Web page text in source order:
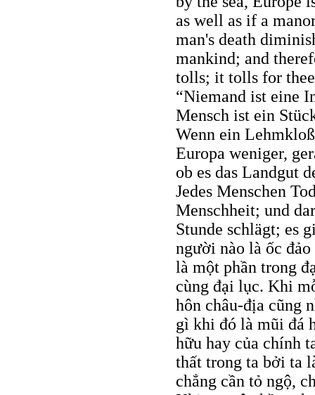
as well as if a
man's death
mankind; and
tolls; it tolls for
“Niemand ist eine
Mensch ist ein
Wenn ein
Europa weniger,
ob es das Landgut
Jedes Menschen
Menschheit; und
Stunde schlägt; es
người nào là ốc
là một phần trong
cùng đại lục. Khi
hôn châu-địa cũng
gì khi đó là mũi đá
hữu hay của chính
thất trong ta bởi ta
chẳng cần tỏ ngộ,